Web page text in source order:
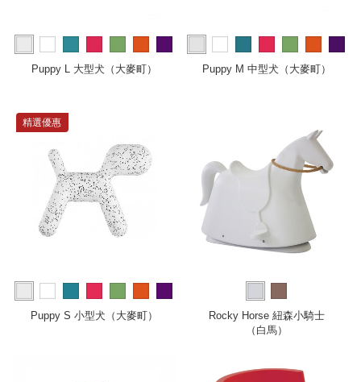
more
Puppy L 大型犬（大麥町） more
Puppy M 中型犬（大麥町）
精選優惠
more
Puppy S 小型犬（大麥町）
Rocky Horse 紐森小騎士
（白馬）